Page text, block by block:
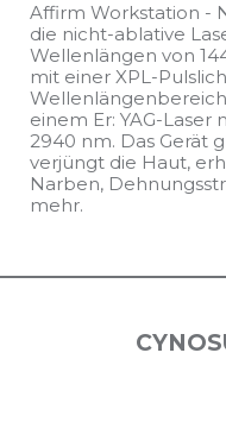
Affirm Workstation -
die nicht-ablative
Wellenlängen von
mit einer XPL-
einem Er: YAG-
2940 nm. Das Gerät
verjüngt die Haut,
Narben,
mehr.